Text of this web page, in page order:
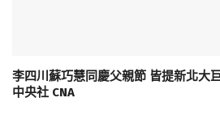
李四川蘇巧慧同慶父親節 皆提新北大
中央社 CNA